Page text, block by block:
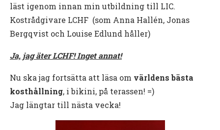
läst igenom innan min utbildning till LIC.
Kostrådgivare LCHF (som Anna Hallén, Jonas
Bergqvist och Louise Edlund håller)
Ja, jag äter LCHF! Inget annat!
Nu ska jag fortsätta att läsa om världens bästa
kosthållning, i bikini, på terassen! =)
Jag längtar till nästa vecka!